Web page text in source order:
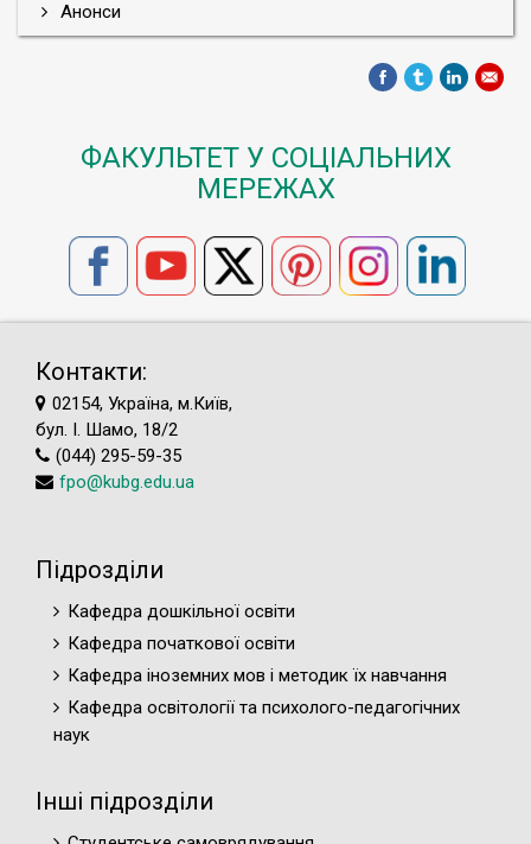
Анонси
ФАКУЛЬТЕТ У СОЦІАЛЬНИХ
МЕРЕЖАХ
Контакти:
02154, Україна, м.Київ,
бул. І. Шамо, 18/2
(044) 295-59-35
fpo@kubg.edu.ua
Підрозділи
Кафедра дошкільної освіти
Кафедра початкової освіти
Кафедра іноземних мов і методик їх навчання
Кафедра освітології та психолого-педагогічних
наук
Інші підрозділи